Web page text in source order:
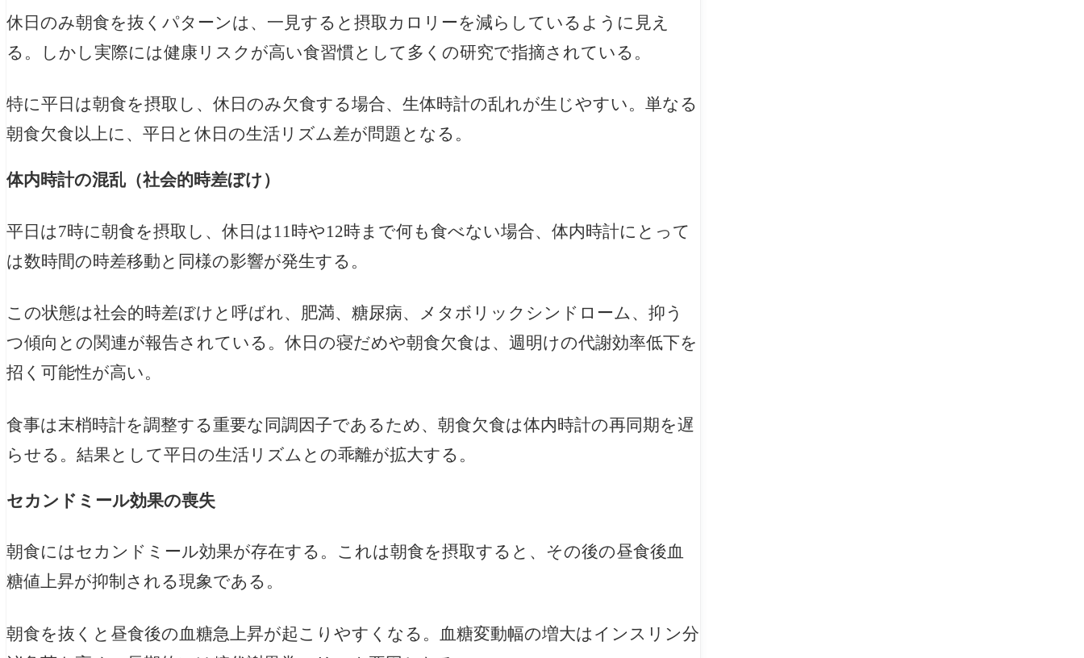
休日のみ朝食を抜くパターンは、一見すると摂取カロリーを減らしているように見え
る。しかし実際には健康リスクが高い食習慣として多くの研究で指摘されている。
特に平日は朝食を摂取し、休日のみ欠食する場合、生体時計の乱れが生じやすい。単なる
朝食欠食以上に、平日と休日の生活リズム差が問題となる。
体内時計の混乱（社会的時差ぼけ）
平日は7時に朝食を摂取し、休日は11時や12時まで何も食べない場合、体内時計にとって
は数時間の時差移動と同様の影響が発生する。
この状態は社会的時差ぼけと呼ばれ、肥満、糖尿病、メタボリックシンドローム、抑う
つ傾向との関連が報告されている。休日の寝だめや朝食欠食は、週明けの代謝効率低下を
招く可能性が高い。
食事は末梢時計を調整する重要な同調因子であるため、朝食欠食は体内時計の再同期を遅
らせる。結果として平日の生活リズムとの乖離が拡大する。
セカンドミール効果の喪失
朝食にはセカンドミール効果が存在する。これは朝食を摂取すると、その後の昼食後血
糖値上昇が抑制される現象である。
朝食を抜くと昼食後の血糖急上昇が起こりやすくなる。血糖変動幅の増大はインスリン分